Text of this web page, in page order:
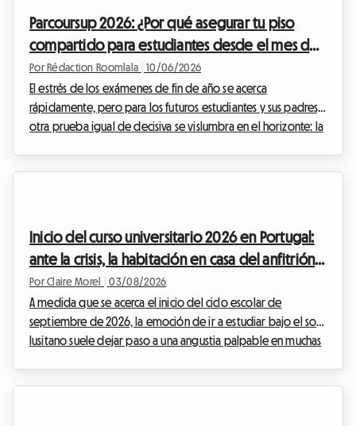
Parcoursup 2026: ¿Por qué asegurar tu piso
compartido para estudiantes desde el mes de
junio?
Por Rédaction Roomlala 10/06/2026
El estrés de los exámenes de fin de año se acerca
rápidamente, pero para los futuros estudiantes y sus padres,
otra prueba igual de decisiva se vislumbra en el horizonte: la
periodo estival en una angustiante carrera contr...
Inicio del curso universitario 2026 en Portugal:
ante la crisis, la habitación en casa del anfitrión
se impone
Por Claire Morel 03/08/2026
A medida que se acerca el inicio del ciclo escolar de
septiembre de 2026, la emoción de ir a estudiar bajo el sol
lusitano suele dejar paso a una angustia palpable en muchas